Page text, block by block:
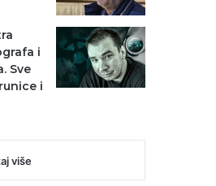
i
Sve
i
više